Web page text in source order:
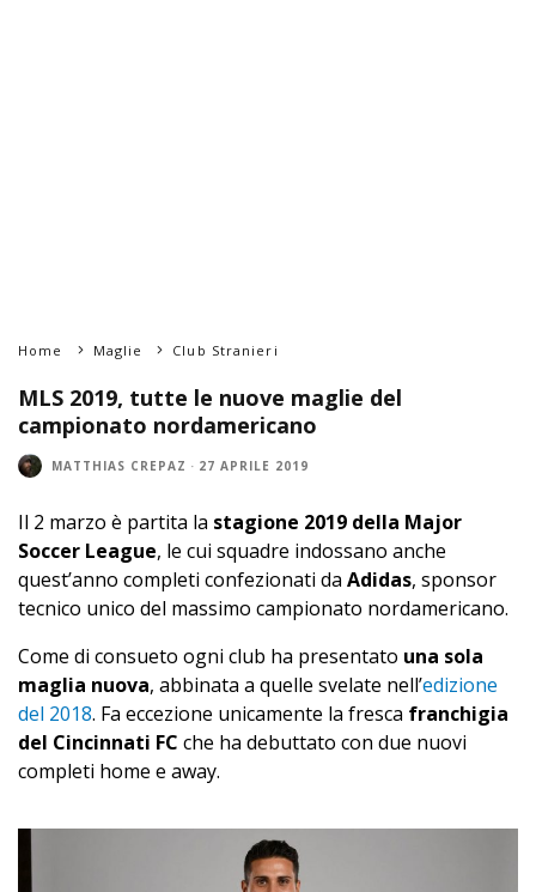
Home Maglie Club Stranieri
MLS 2019, tutte le nuove maglie del
campionato nordamericano
MATTHIAS CREPAZ · 27 APRILE 2019
Il 2 marzo è partita la stagione 2019 della Major
Soccer League, le cui squadre indossano anche
quest’anno completi confezionati da Adidas, sponsor
tecnico unico del massimo campionato nordamericano.
Come di consueto ogni club ha presentato una sola
maglia nuova, abbinata a quelle svelate nell’edizione
del 2018. Fa eccezione unicamente la fresca franchigia
del Cincinnati FC che ha debuttato con due nuovi
completi home e away.